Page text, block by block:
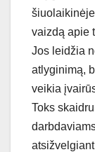
vaizdą apie
Jos leidžia
atlyginimą,
veikia
Toks